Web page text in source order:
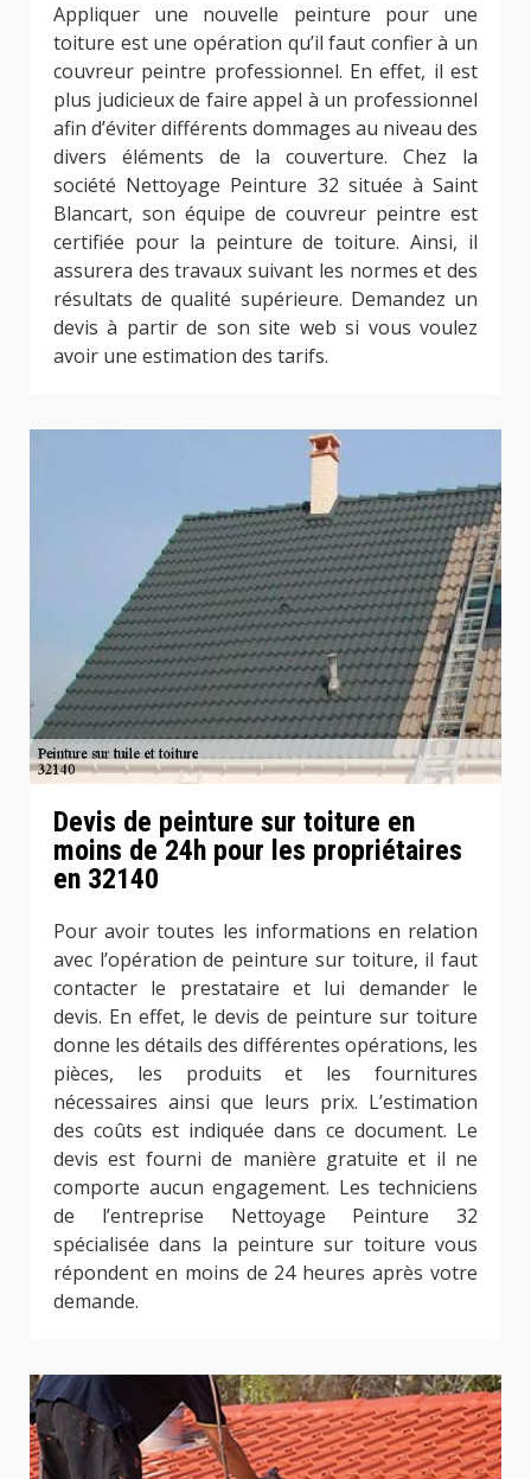
Appliquer une nouvelle peinture pour une
toiture est une opération qu’il faut confier à un
couvreur peintre professionnel. En effet, il est
plus judicieux de faire appel à un professionnel
afin d’éviter différents dommages au niveau des
divers éléments de la couverture. Chez la
société Nettoyage Peinture 32 située à Saint
Blancart, son équipe de couvreur peintre est
certifiée pour la peinture de toiture. Ainsi, il
assurera des travaux suivant les normes et des
résultats de qualité supérieure. Demandez un
devis à partir de son site web si vous voulez
avoir une estimation des tarifs.
Devis de peinture sur toiture en
moins de 24h pour les propriétaires
en 32140
Pour avoir toutes les informations en relation
avec l’opération de peinture sur toiture, il faut
contacter le prestataire et lui demander le
devis. En effet, le devis de peinture sur toiture
donne les détails des différentes opérations, les
pièces, les produits et les fournitures
nécessaires ainsi que leurs prix. L’estimation
des coûts est indiquée dans ce document. Le
devis est fourni de manière gratuite et il ne
comporte aucun engagement. Les techniciens
de l’entreprise Nettoyage Peinture 32
spécialisée dans la peinture sur toiture vous
répondent en moins de 24 heures après votre
demande.